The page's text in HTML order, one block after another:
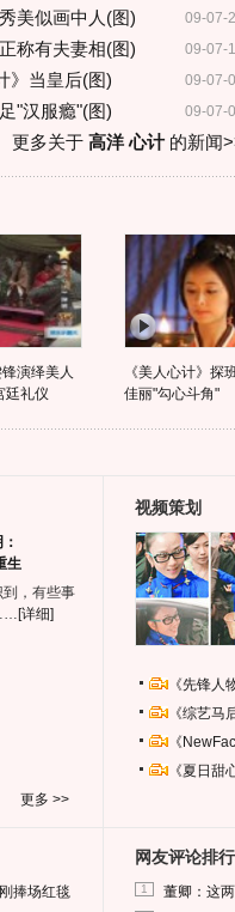
09-07-
美似画中人(图)
09-07-
称有夫妻相(图)
09-07-
》当皇后(图)
09-07-
"汉服瘾"(图)
更多关于 高洋 心计的新闻
演绎美人
廷礼仪
《美人心计》探
佳丽"勾心斗角"
生
，有些事
[详细]
更多 >>
视频策划
《先锋
《综艺
《
《夏日
捧场红毯
网友评论排行
1 董卿：这